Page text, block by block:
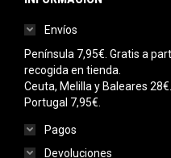
Envíos
Península 7,95€. Gratis a
recogida en tienda.
Ceuta, Melilla y Baleares 28€.
Portugal 7,95€.
Pagos
Devoluciones